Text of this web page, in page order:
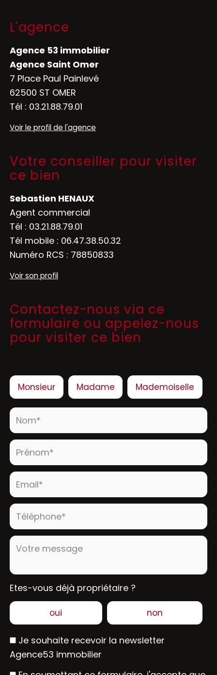
L'agence
Agence 53 immobilier
Agence Saint Omer
7 Place Paul Painlevé
62500 ST OMER
Tél : 03.21.88.79.01
Voir le profil de l'agence
Votre conseiller pour visiter
ce bien
Sebastien HENAUX
Agent commercial
Tél : 03.21.88.79.01
Tél mobile : 06.47.38.50.32
Numéro RCS : 78850833
Voir son profil
Contactez-nous via ce
formulaire ou appelez-nous
pour visiter ce bien
Civilité :
Monsieur Madame Mademoiselle
Nom* :
Prénom* :
Email* :
Téléphone* :
Votre message :
Etes-vous déjà propriétaire ?
oui non
Je souhaite recevoir la newsletter
Agence53 immobilier